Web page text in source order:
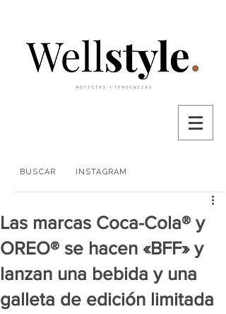
BUSCAR INSTAGRAM
Las marcas Coca-Cola® y
OREO® se hacen «BFF» y
lanzan una bebida y una
galleta de edición limitada